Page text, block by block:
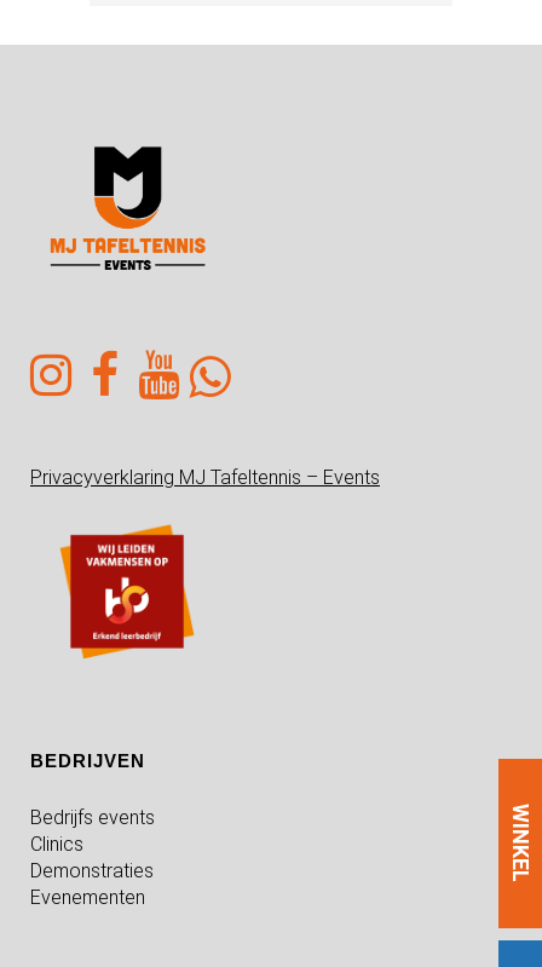
WINKEL
Privacyverklaring MJ Tafeltennis – Events
BEDRIJVEN
Bedrijfs events
Clinics
Demonstraties
Evenementen